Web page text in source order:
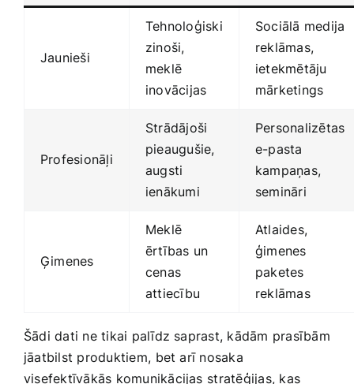
Jaunieši
Tehnoloģiski
‍zinoši,
meklē
inovācijas
Sociālā medija
reklāmas,
ietekmētāju
mārketings
Profesionāļi
Strādājoši
pieaugušie,⁣
augsti
ienākumi
Personalizētas
e-pasta
kampaņas,​
semināri
Ģimenes
Meklē
‍ērtības ‌un⁣
cenas
attiecību
Atlaides,‍
ģimenes
paketes
reklāmas
Šādi‍ dati ne tikai palīdz ​saprast, kādām prasībām
jāatbilst produktiem,⁢ bet arī nosaka
visefektīvākās​ komunikācijas⁤ stratēģijas,​ kas